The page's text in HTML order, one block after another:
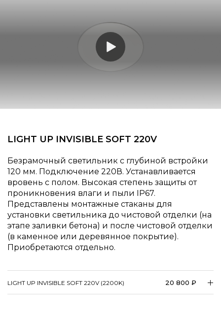
LIGHT UP INVISIBLE SOFT 220V
Безрамочный светильник с глубиной встройки
120 мм. Подключение 220В. Устанавливается
вровень с полом. Высокая степень защиты от
проникновения влаги и пыли IP67.
Представлены монтажные стаканы для
установки светильника до чистовой отделки (на
этапе заливки бетона) и после чистовой отделки
(в каменное или деревянное покрытие).
Приобретаются отдельно.
LIGHT UP INVISIBLE SOFT 220V (2200K) 20 800 ₽